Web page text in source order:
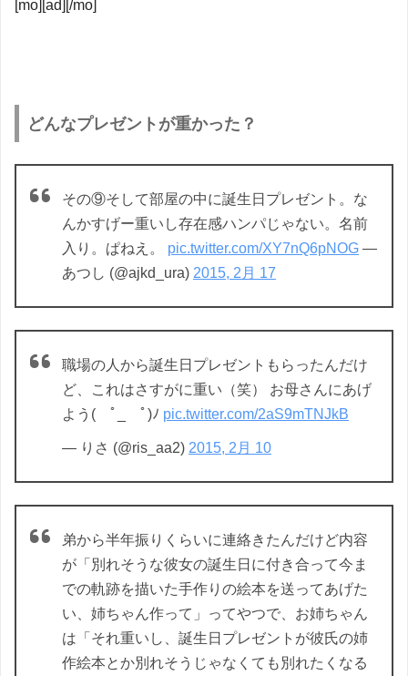
[mo][ad][/mo]
どんなプレゼントが重かった？
その⑨そして部屋の中に誕生日プレゼント。な
んかすげー重いし存在感ハンパじゃない。名前
入り。ぱねえ。 pic.twitter.com/XY7nQ6pNOG —
あつし (@ajkd_ura) 2015, 2月 17
職場の人から誕生日プレゼントもらったんだけ
ど、これはさすがに重い（笑） お母さんにあげ
よう( ﾟ_ゝﾟ)ﾉ pic.twitter.com/2aS9mTNJkB
— りさ (@ris_aa2) 2015, 2月 10
弟から半年振りくらいに連絡きたんだけど内容
が「別れそうな彼女の誕生日に付き合って今ま
での軌跡を描いた手作りの絵本を送ってあげた
い、姉ちゃん作って」ってやつで、お姉ちゃん
は「それ重いし、誕生日プレゼントが彼氏の姉
作絵本とか別れそうじゃなくても別れたくなる